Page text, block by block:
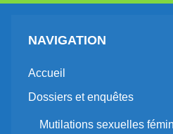
NAVIGATION
Accueil
Dossiers et enquêtes
Mutilations sexuelles